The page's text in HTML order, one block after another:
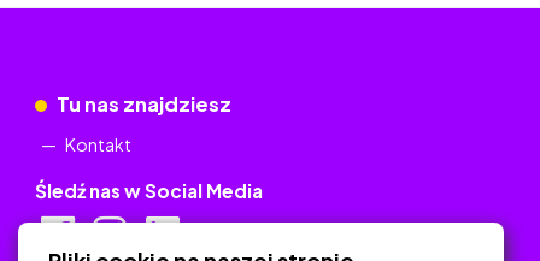
Tu nas znajdziesz
Kontakt
Śledź nas w Social Media